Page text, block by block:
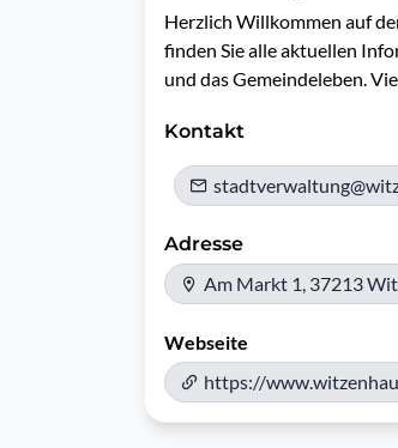
Herzlich Willkommen auf
finden Sie alle aktuellen
und das Gemeindeleben.
Kontakt
Adresse
Am Markt 1, 37213
Webseite
https://